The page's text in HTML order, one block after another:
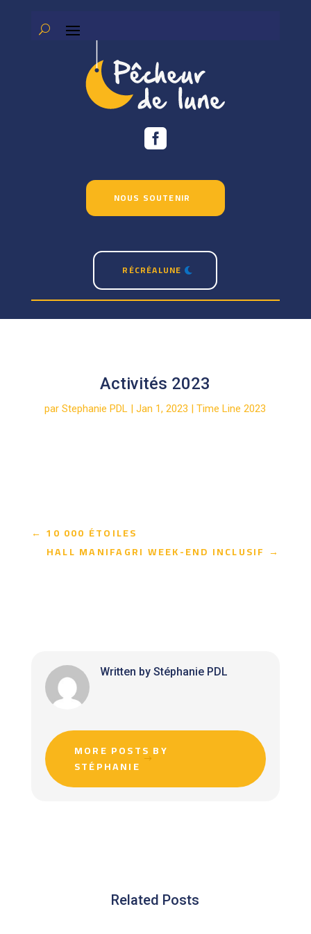

NOUS SOUTENIR
RÉCRÉALUNE
Activités 2023
parStephanie PDL |Jan 1, 2023 |Time Line 2023
← 10 000 ÉTOILES
HALL MANIFAGRI WEEK-END INCLUSIF →
Written by Stéphanie PDL
MORE POSTS BY
STÉPHANIE
Related Posts